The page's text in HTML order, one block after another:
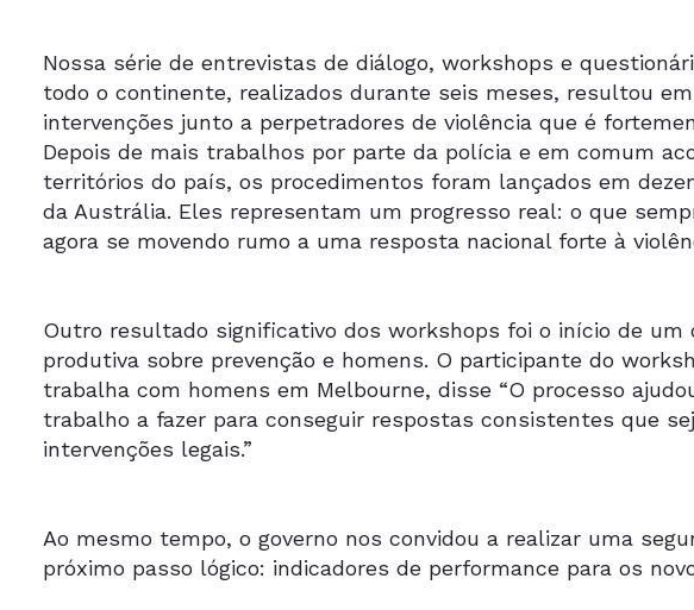
Nossa série de entrevistas de diálogo, workshops e
todo o continente, realizados durante seis meses, resultou
intervenções junto a perpetradores de violência que é
Depois de mais trabalhos por parte da polícia e em comum
territórios do país, os procedimentos foram lançados em
da Austrália. Eles representam um progresso real: o que
agora se movendo rumo a uma resposta nacional forte à
Outro resultado significativo dos workshops foi o início de um
produtiva sobre prevenção e homens. O participante do
trabalha com homens em Melbourne, disse “O processo
trabalho a fazer para conseguir respostas consistentes que
intervenções legais.”
Ao mesmo tempo, o governo nos convidou a realizar uma
próximo passo lógico: indicadores de performance para os